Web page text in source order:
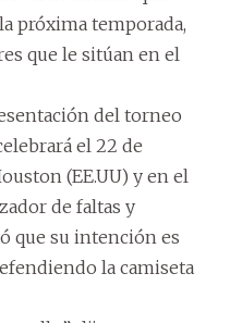
próxima temporada,
que le sitúan en el
del torneo
el 22 de
(EE.UU) y en el
de faltas y
que su intención es
la camiseta